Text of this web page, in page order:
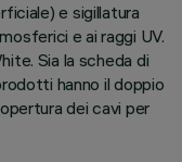
e sigillatura
e ai raggi UV.
Sia la scheda di
hanno il doppio
dei cavi per